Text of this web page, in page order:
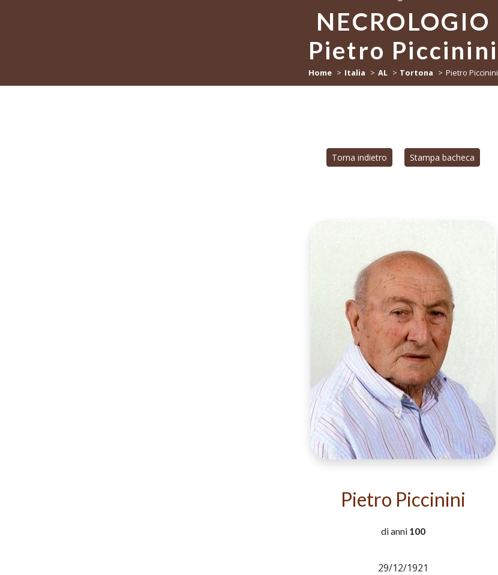
NECROLOGIO
Pietro Piccinini
Home Italia AL Tortona Pietro Piccinini
Torna indietro Stampa bacheca
Pietro Piccinini
di anni 100
29/12/1921